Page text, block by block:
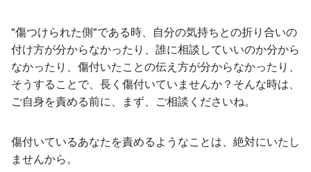
"傷つけられた側"である時、自分の気持ちとの折り合いの
付け方が分からなかったり、誰に相談していいのか分から
なかったり、傷付いたことの伝え方が分からなかったり、
そうすることで、長く傷付いていませんか？そんな時は、
ご自身を責める前に、まず、ご相談くださいね。
傷付いているあなたを責めるようなことは、絶対にいたし
ませんから。